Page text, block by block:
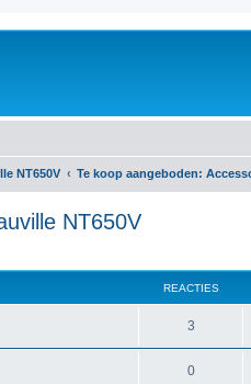
NT650V Te koop aangeboden:
NT650V
REACTIES
3
0